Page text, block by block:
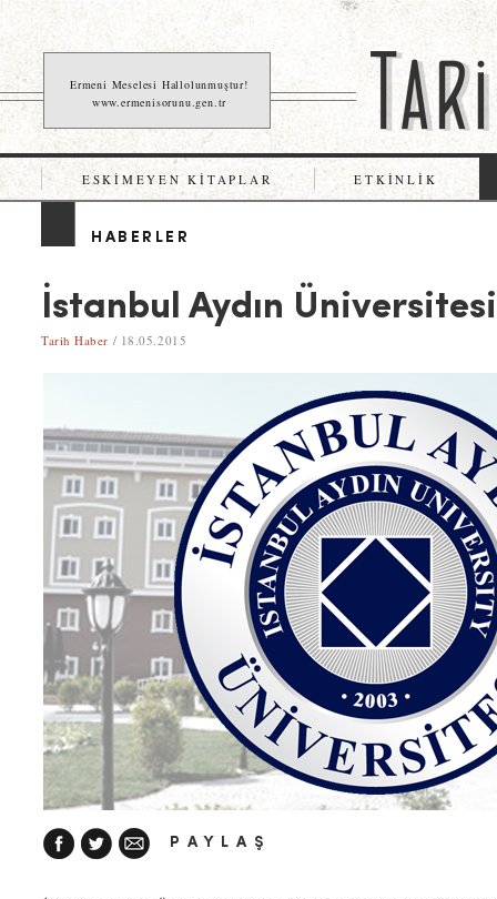
Ermeni Meselesi Hallolunmuştur!
www.ermenisorunu.gen.tr
ESKIMEYEN KITAPLAR ETKINLIK
HABERLER
İstanbul Aydın
Tarih Haber / 18.05.2015
PAYLAŞ